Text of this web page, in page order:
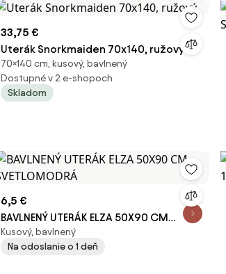
33,75 €
Uterák Snorkmaiden 70x140, ružový
70×140 cm, kusový, bavlnený
Dostupné v 2 e-shopoch
Skladom
6,5 €
BAVLNENÝ UTERÁK ELZA 50X90 CM
SVETLOMODRÁ
Kusový, bavlnený
Na odoslanie o 1 deň